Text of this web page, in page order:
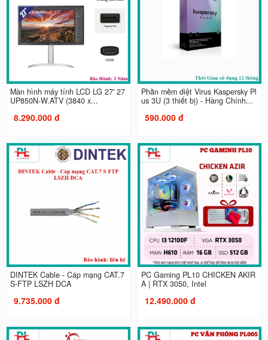
Màn hình máy tính LCD LG 27' 27
UP850N-W.ATV (3840 x...
8.290.000 đ
Phần mềm diệt Virus Kaspersky Pl
us 3U (3 thiết bị) - Hàng Chính...
590.000 đ
DINTEK Cable - Cáp mạng CAT.7
S-FTP LSZH DCA
9.735.000 đ
PC Gaming PL10 CHICKEN AKIR
A | RTX 3050, Intel
12.490.000 đ